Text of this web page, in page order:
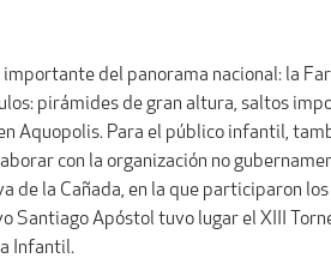
del panorama nacional: la
pirámides de gran altura, saltos
Aquopolis. Para el público infantil,
con la organización no
de la Cañada, en la que participaron
Santiago Apóstol tuvo lugar el XIII
Infantil.